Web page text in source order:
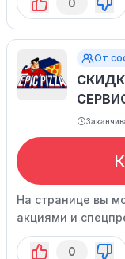
0
От
На странице вы
акциями и
0